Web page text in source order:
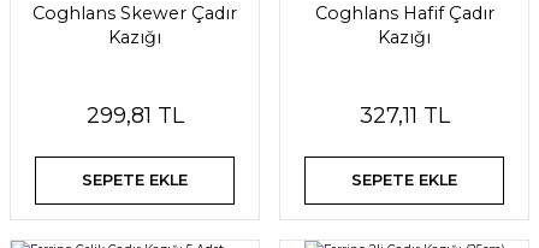
Coghlans Skewer Çadır
Kazığı
299,81 TL
SEPETE EKLE
Coghlans Hafif Çadır
Kazığı
327,11 TL
SEPETE EKLE